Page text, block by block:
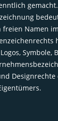
freien Namen
Symbole,
Designrechte